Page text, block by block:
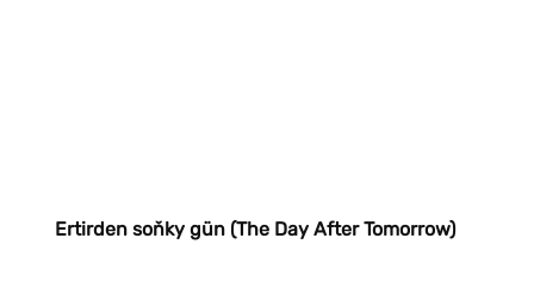
Ertirden soňky gün (The Day After Tomorrow)